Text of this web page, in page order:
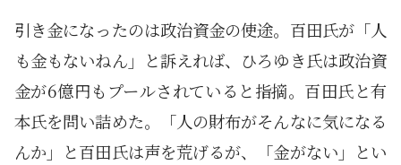
引き金になったのは政治資金の使途。百田氏が「人
も金もないねん」と訴えれば、ひろゆき氏は政治資
金が6億円もプールされていると指摘。百田氏と有
本氏を問い詰めた。「人の財布がそんなに気になる
んか」と百田氏は声を荒げるが、「金がない」とい